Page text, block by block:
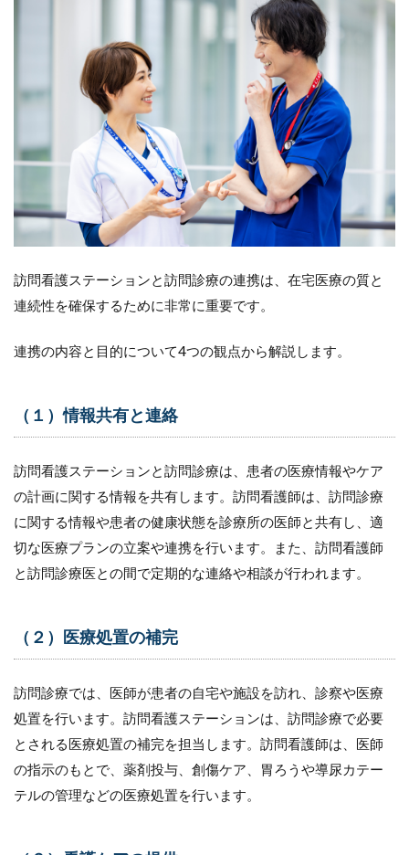
宅
に
お
訪
問
診
医
と
の
携
な
場
と
は
3.1
（１）
退院支
援
有
スケジ
調整
家庭環
境の評
訪問看護ステーションと訪問診療の連携は、在宅医療の質と
連続性を確保するために非常に重要です。
連携の内容と目的について4つの観点から解説します。
（１）情報共有と連絡
訪問看護ステーションと訪問診療は、患者の医療情報やケア
の計画に関する情報を共有します。訪問看護師は、訪問診療
に関する情報や患者の健康状態を診療所の医師と共有し、適
切な医療プランの立案や連携を行います。また、訪問看護師
と訪問診療医との間で定期的な連絡や相談が行われます。
（２）医療処置の補完
訪問診療では、医師が患者の自宅や施設を訪れ、診察や医療
処置を行います。訪問看護ステーションは、訪問診療で必要
とされる医療処置の補完を担当します。訪問看護師は、医師
の指示のもとで、薬剤投与、創傷ケア、胃ろうや導尿カテー
テルの管理などの医療処置を行います。